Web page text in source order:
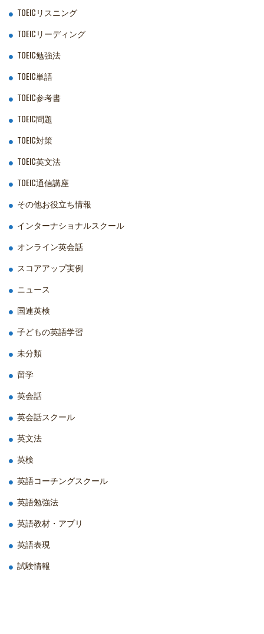
TOEICリスニング
TOEICリーディング
TOEIC勉強法
TOEIC単語
TOEIC参考書
TOEIC問題
TOEIC対策
TOEIC英文法
TOEIC通信講座
その他お役立ち情報
インターナショナルスクール
オンライン英会話
スコアアップ実例
ニュース
国連英検
子どもの英語学習
未分類
留学
英会話
英会話スクール
英文法
英検
英語コーチングスクール
英語勉強法
英語教材・アプリ
英語表現
試験情報